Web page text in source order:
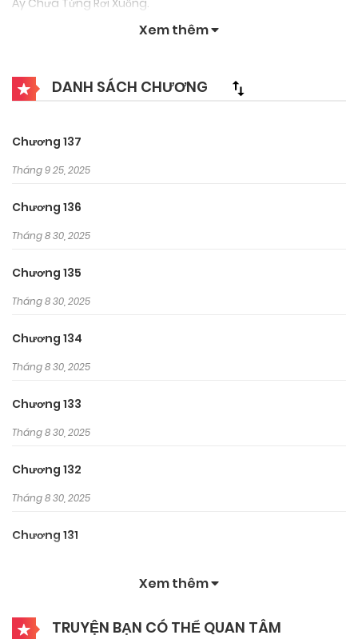
Ấy Chưa Từng Rơi Xuống.
Xem thêm
DANH SÁCH CHƯƠNG
Chương 137
Tháng 9 25, 2025
Chương 136
Tháng 8 30, 2025
Chương 135
Tháng 8 30, 2025
Chương 134
Tháng 8 30, 2025
Chương 133
Tháng 8 30, 2025
Chương 132
Tháng 8 30, 2025
Chương 131
Tháng 8 30, 2025
Xem thêm
TRUYỆN BẠN CÓ THỂ QUAN TÂM